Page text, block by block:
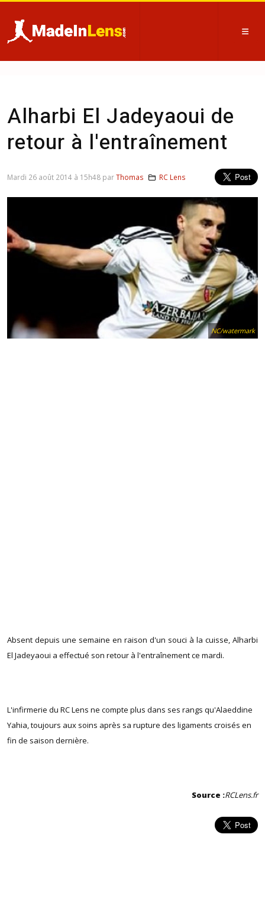
Alharbi El Jadeyaoui de
retour à l'entraînement
NC/watermark
Absent depuis une semaine en raison d'un souci à la cuisse, Alharbi
El Jadeyaoui a effectué son retour à l'entraînement ce mardi.
L'infirmerie du RC Lens ne compte plus dans ses rangs qu'Alaeddine
Yahia, toujours aux soins après sa rupture des ligaments croisés en
fin de saison dernière.
Source :RCLens.fr
Mardi 26 août 2014 à 15h48 parThomas RC Lens